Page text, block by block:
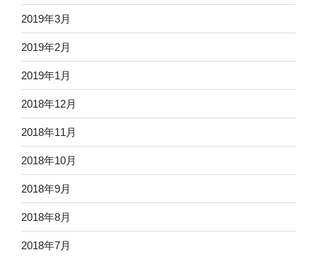
2019年3月
2019年2月
2019年1月
2018年12月
2018年11月
2018年10月
2018年9月
2018年8月
2018年7月